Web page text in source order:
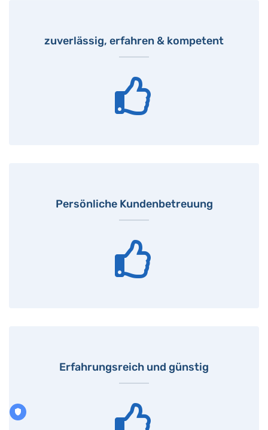
zuverlässig, erfahren & kompetent
Persönliche Kundenbetreuung
Erfahrungsreich und günstig